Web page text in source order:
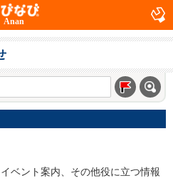
Anan
ベント案内、その他役に立つ情報